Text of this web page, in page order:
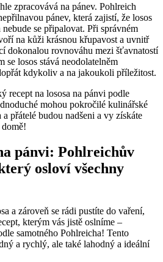
zpracovává na pánev. Pohlreich
pánev, která zajistí, že losos
se připalovat. Při správném
na kůži krásnou křupavost a uvnitř
dokonalou rovnováhu mezi šťavnatostí
se losos stává neodolatelněm
kdykoliv a na jakoukoli příležitost.
recept na lososa na pánvi podle
mohou pokročilé kulinářské
přátelé budou nadšeni a vy získáte
pánvi: Pohlreichův
osloví všechny
a zároveň se rádi pustíte do vaření,
kterým vás jistě oslníme –
samotného Pohlreicha! Tento
a rychlý, ale také lahodný a ideální